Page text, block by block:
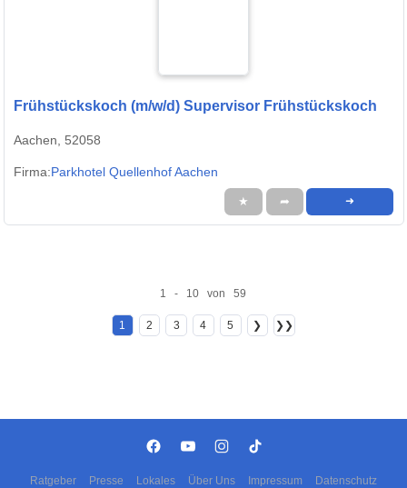
Frühstückskoch (m/w/d) Supervisor Frühstückskoch
Aachen, 52058
Firma:Parkhotel Quellenhof Aachen
★ ➦ ➜
1 - 10 von 59
1 2 3 4 5 ❯ ❯❯
Ratgeber Presse Lokales Über Uns Impressum Datenschutz